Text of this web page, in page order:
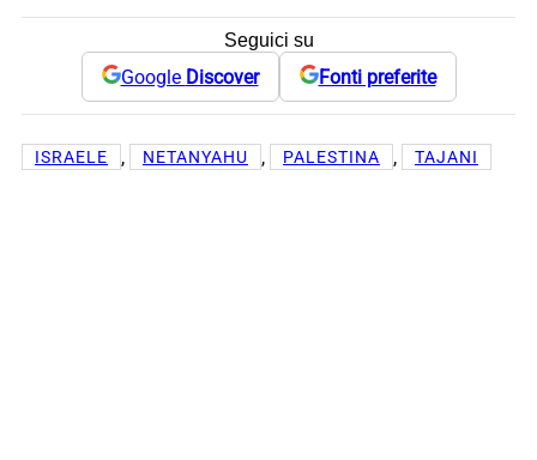
Seguici su
Google Discover Fonti preferite
ISRAELE , NETANYAHU , PALESTINA , TAJANI